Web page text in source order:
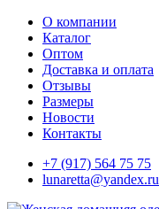
Skip
content
О компании
Каталог
Оптом
Доставка и оплата
Отзывы
Размеры
Новости
Контакты
+7 (917) 564 75 75
lunaretta@yandex.ru